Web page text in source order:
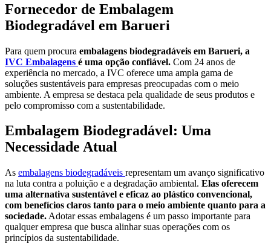
Fornecedor de Embalagem
Biodegradável em Barueri
Para quem procura embalagens biodegradáveis em Barueri, a
IVC Embalagens é uma opção confiável. Com 24 anos de
experiência no mercado, a IVC oferece uma ampla gama de
soluções sustentáveis para empresas preocupadas com o meio
ambiente. A empresa se destaca pela qualidade de seus produtos e
pelo compromisso com a sustentabilidade.
Embalagem Biodegradável: Uma
Necessidade Atual
As embalagens biodegradáveis representam um avanço significativo
na luta contra a poluição e a degradação ambiental. Elas oferecem
uma alternativa sustentável e eficaz ao plástico convencional,
com benefícios claros tanto para o meio ambiente quanto para a
sociedade. Adotar essas embalagens é um passo importante para
qualquer empresa que busca alinhar suas operações com os
princípios da sustentabilidade.